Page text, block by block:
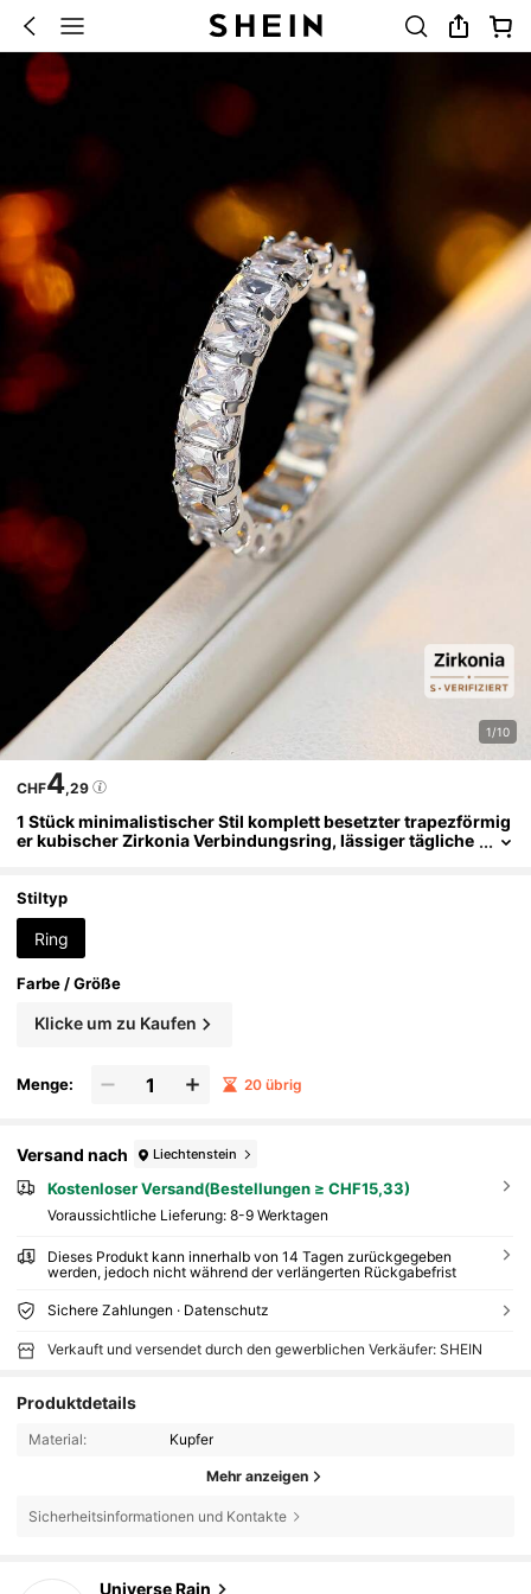
1/10
CHF4,29
1 Stück minimalistischer Stil komplett besetzter trapezförmig
er kubischer Zirkonia Verbindungsring, lässiger tägliche
Stiltyp
Ring
Farbe / Größe
Klicke um zu Kaufen
Menge: 20 übrig
Versand nach Liechtenstein
Kostenloser Versand(Bestellungen ≥ CHF15,33)
Voraussichtliche Lieferung: 8-9 Werktagen
Dieses Produkt kann innerhalb von 14 Tagen zurückgegeben
werden, jedoch nicht während der verlängerten Rückgabefrist
Sichere Zahlungen · Datenschutz
Verkauft und versendet durch den gewerblichen Verkäufer: SHEIN
Produktdetails
Material: Kupfer
Mehr anzeigen
Sicherheitsinformationen und Kontakte
Universe Rain